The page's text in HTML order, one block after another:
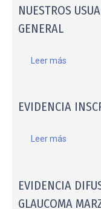
NUESTROS
GENERAL
Leer más
EVIDENCIA
Leer más
EVIDENCIA
GLAUCOMA